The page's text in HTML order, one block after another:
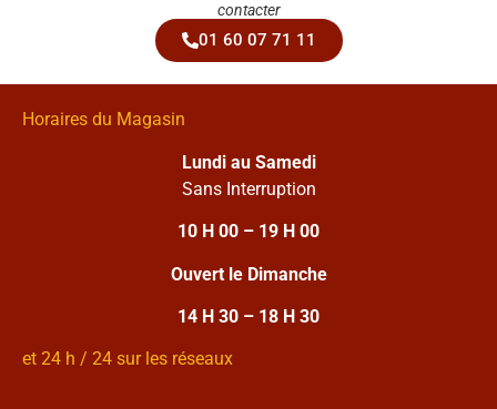
contacter
01 60 07 71 11
Horaires du Magasin
Lundi au Samedi
Sans Interruption
10 H 00 – 19 H 00
Ouvert le Dimanche
14 H 30 – 18 H 30
et 24 h / 24 sur les réseaux